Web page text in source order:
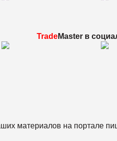
TradeMaster в
материалов на портале